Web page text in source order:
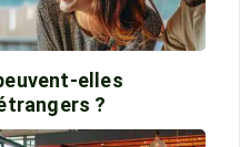
elles
?